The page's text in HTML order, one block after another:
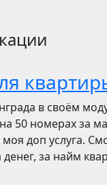
в своём
50 номерах за
доп услуга.
за найм